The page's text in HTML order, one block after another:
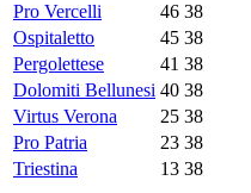
Pro Vercelli
46 38
Ospitaletto
45 38
Pergolettese
41 38
Dolomiti Bellunesi 40 38
Virtus Verona
25 38
Pro Patria
23 38
Triestina
13 38